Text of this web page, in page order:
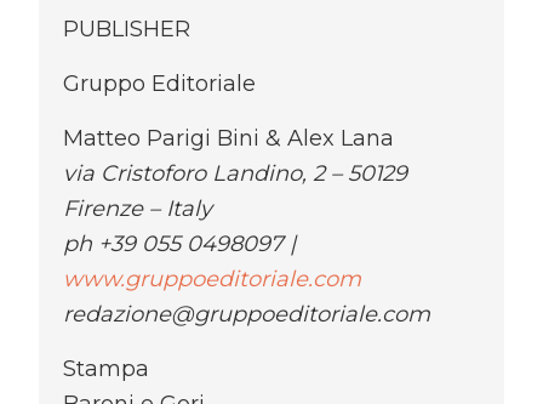
PUBLISHER
Gruppo Editoriale
Matteo Parigi Bini & Alex Lana
via Cristoforo Landino, 2 – 50129
Firenze – Italy
ph +39 055 0498097 |
www.gruppoeditoriale.com
redazione@gruppoeditoriale.com
Stampa